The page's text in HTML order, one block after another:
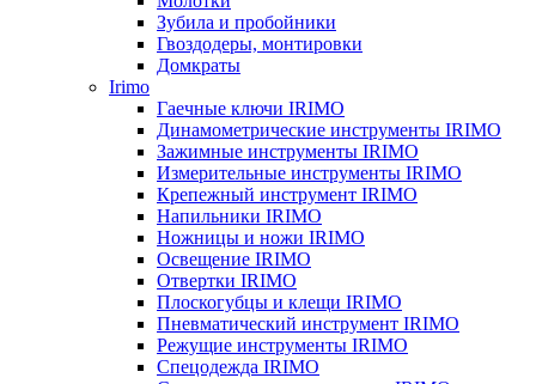
Зубила и пробойники
Гвоздодеры, монтировки
Домкраты
Irimo
Гаечные ключи IRIMO
Динамометрические инструменты IRIMO
Зажимные инструменты IRIMO
Измерительные инструменты IRIMO
Крепежный инструмент IRIMO
Напильники IRIMO
Ножницы и ножи IRIMO
Освещение IRIMO
Отвертки IRIMO
Плоскогубцы и клещи IRIMO
Пневматический инструмент IRIMO
Режущие инструменты IRIMO
Спецодежда IRIMO